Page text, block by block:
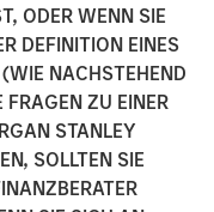
ODER WENN SIE
DEFINITION EINES
NACHSTEHEND
FRAGEN ZU EINER
STANLEY
SOLLTEN SIE
Equity